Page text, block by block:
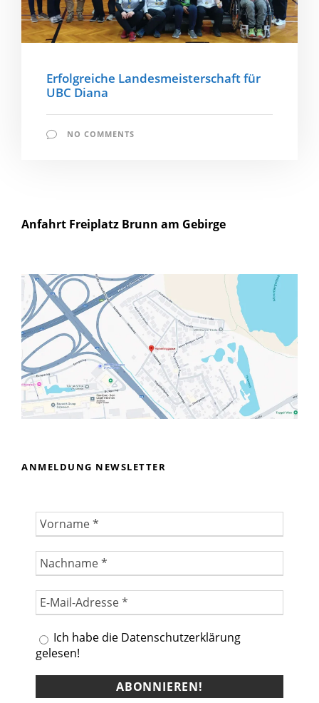
Erfolgreiche Landesmeisterschaft für
UBC Diana
NO COMMENTS
Anfahrt Freiplatz Brunn am Gebirge
ANMELDUNG NEWSLETTER
Ich habe die Datenschutzerklärung
gelesen!